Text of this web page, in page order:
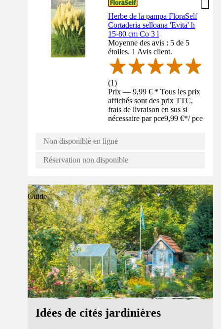
Herbe de la pampa FloraSelf
Cortaderia selloana 'Evita' h
15-80 cm Co 3 l
Moyenne des avis : 5 de 5
étoiles. 1 Avis client.
(1)
Prix — 9,99 € * Tous les prix
affichés sont des prix TTC,
frais de livraison en sus si
nécessaire par pce9,99 €*/ pce
Non disponible en ligne
Réservation non disponible
Guide
Idées de cités jardinières